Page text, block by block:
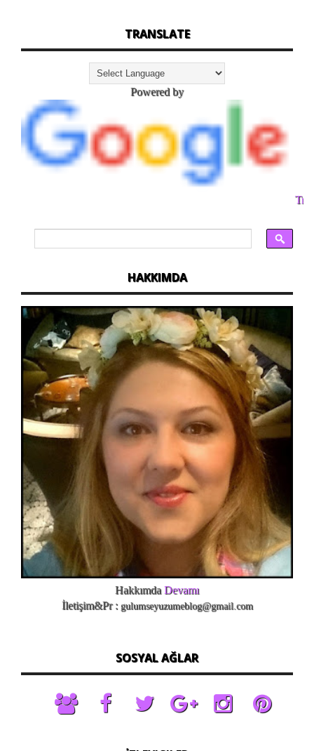
TRANSLATE
Powered by
HAKKIMDA
HakkımdaDevamı
İletişim&Pr : gulumseyuzumeblog@gmail.com
SOSYAL AĞLAR